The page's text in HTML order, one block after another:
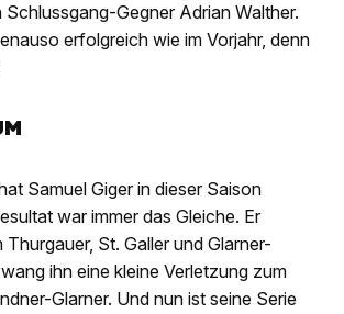
Schlussgang-Gegner Adrian Walther.
erfolgreich wie im Vorjahr, denn
Samuel Giger in dieser Saison
war immer das Gleiche. Er
Thurgauer, St. Galler und Glarner-
ihn eine kleine Verletzung zum
Glarner. Und nun ist seine Serie